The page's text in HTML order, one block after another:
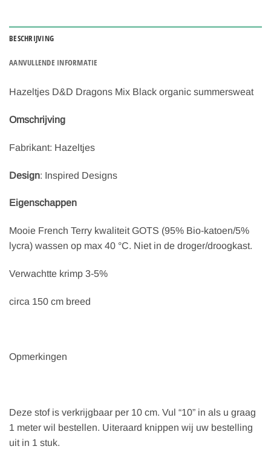
BESCHRIJVING
AANVULLENDE INFORMATIE
Hazeltjes D&D Dragons Mix Black organic summersweat
Omschrijving
Fabrikant: Hazeltjes
Design: Inspired Designs
Eigenschappen
Mooie French Terry kwaliteit GOTS (95% Bio-katoen/5%
lycra) wassen op max 40 °C. Niet in de droger/droogkast.
Verwachtte krimp 3-5%
circa 150 cm breed
Opmerkingen
Deze stof is verkrijgbaar per 10 cm. Vul “10” in als u graag
1 meter wil bestellen. Uiteraard knippen wij uw bestelling
uit in 1 stuk.